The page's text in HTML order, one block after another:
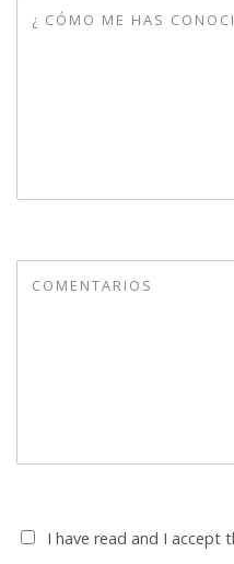
I have read and I accept